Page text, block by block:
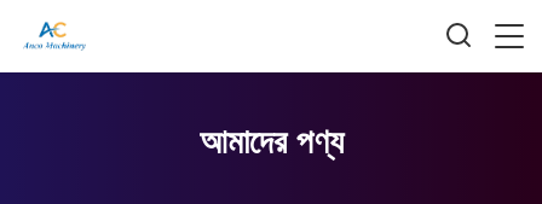
আমাদের পণ্য